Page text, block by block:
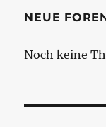
NEUE
Noch keine